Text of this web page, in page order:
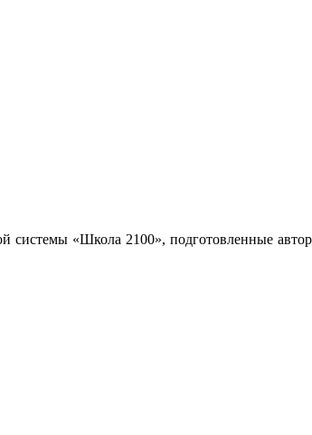
системы «Школа 2100», подготовленные